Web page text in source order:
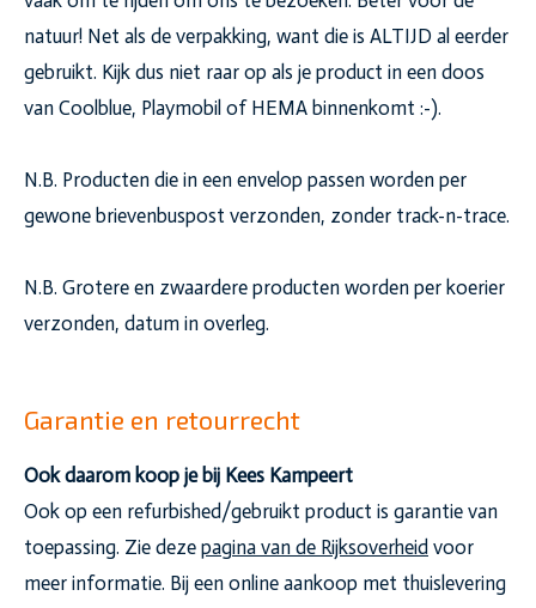
natuur! Net als de verpakking, want die is ALTIJD al eerder
gebruikt. Kijk dus niet raar op als je product in een doos
van Coolblue, Playmobil of HEMA binnenkomt :-).
N.B. Producten die in een envelop passen worden per
gewone brievenbuspost verzonden, zonder track-n-trace.
N.B. Grotere en zwaardere producten worden per koerier
verzonden, datum in overleg.
Garantie en retourrecht
Ook daarom koop je bij Kees Kampeert
Ook op een refurbished/gebruikt product is garantie van
toepassing. Zie deze pagina van de Rijksoverheid voor
meer informatie. Bij een online aankoop met thuislevering